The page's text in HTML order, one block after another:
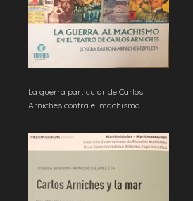
La guerra particular de Carlos
Arniches contra el machismo.